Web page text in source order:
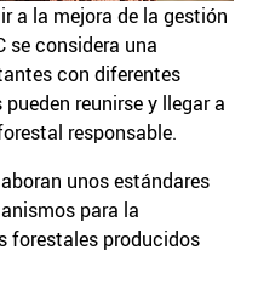
a la mejora de la gestión
se considera una
con diferentes
reunirse y llegar a
responsable.
unos estándares
para la
forestales producidos